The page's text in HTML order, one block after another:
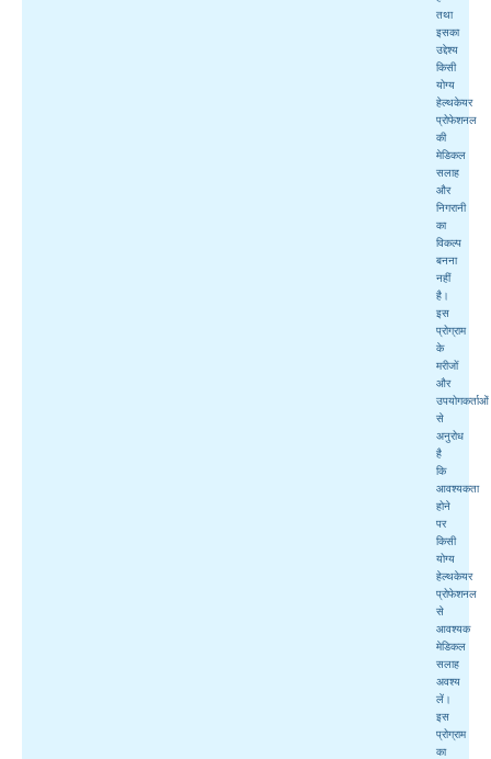
तथा
इसका
उद्देश्य
किसी
योग्य
हेल्थकेयर
प्रोफेशनल
की
मेडिकल
सलाह
और
निगरानी
का
विकल्प
बनना
नहीं
है।
इस
प्रोग्राम
के
मरीजों
और
उपयोगकर्ताओं
से
अनुरोध
है
कि
आवश्यकता
होने
पर
किसी
योग्य
हेल्थकेयर
प्रोफेशनल
से
आवश्यक
मेडिकल
सलाह
अवश्य
लें।
इस
प्रोग्राम
का